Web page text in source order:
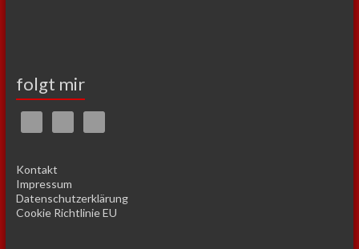
folgt mir
Kontakt
Impressum
Datenschutzerklärung
Cookie Richtlinie EU